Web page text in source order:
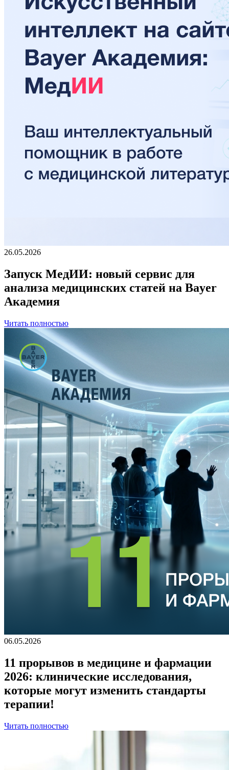
26.05.2026
Запуск МедИИ: новый сервис для
анализа медицинских статей на Bayer
Академия
Читать полностью
06.05.2026
11 прорывов в медицине и фармации
2026: клинические исследования,
которые могут изменить стандарты
терапии!
Читать полностью